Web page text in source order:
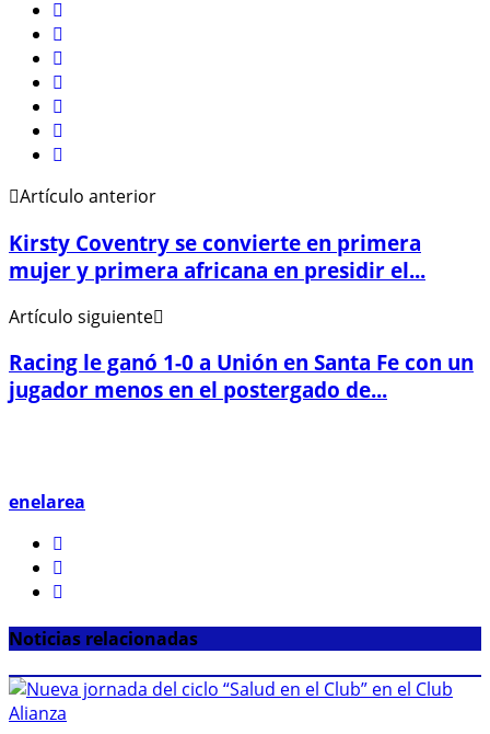
Artículo anterior
Kirsty Coventry se convierte en primera
mujer y primera africana en presidir el...
Artículo siguiente
Racing le ganó 1-0 a Unión en Santa Fe con un
jugador menos en el postergado de...
enelarea
Noticias relacionadas